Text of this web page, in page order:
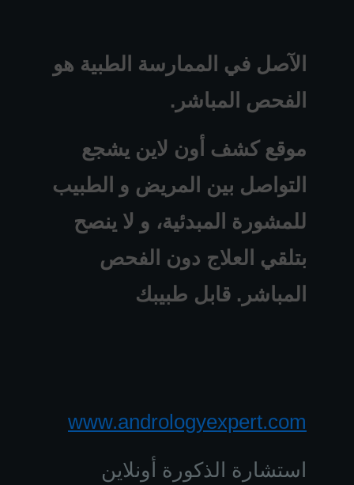
الآصل في الممارسة الطبية هو
الفحص المباشر.
موقع كشف أون لاين يشجع
التواصل بين المريض و الطبيب
للمشورة المبدئية، و لا ينصح
بتلقي العلاج دون الفحص
المباشر. قابل طبيبك
www.andrologyexpert.com
استشارة الذكورة أونلاين